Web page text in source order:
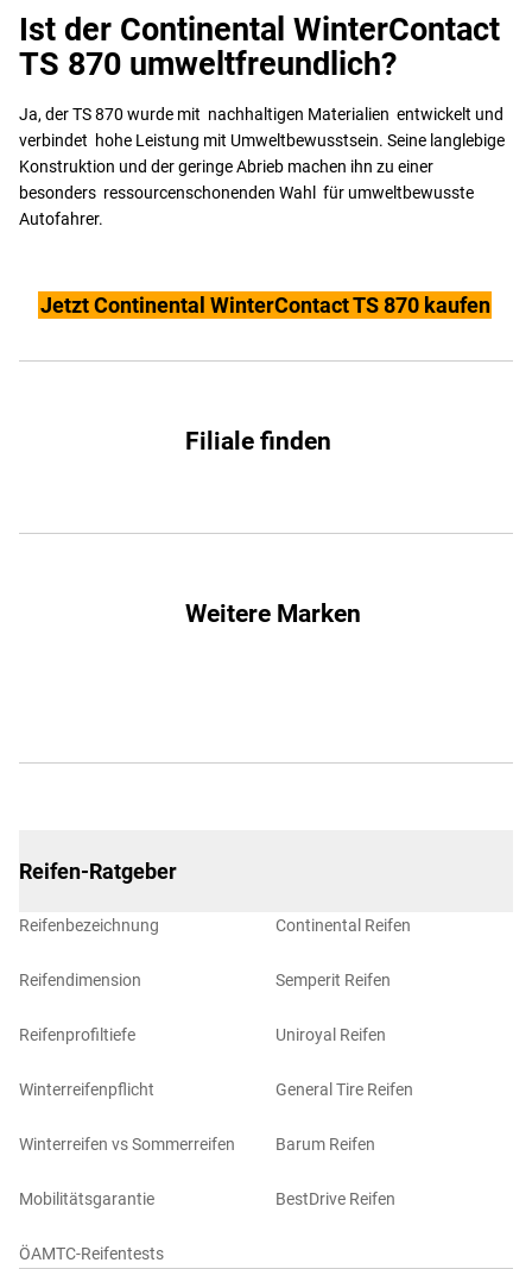
Ist der Continental WinterContact
TS 870 umweltfreundlich?
Ja, der TS 870 wurde mit nachhaltigen Materialien entwickelt und
verbindet hohe Leistung mit Umweltbewusstsein. Seine langlebige
Konstruktion und der geringe Abrieb machen ihn zu einer
besonders ressourcenschonenden Wahl für umweltbewusste
Autofahrer.
Jetzt Continental WinterContact TS 870 kaufen
Filiale finden
Weitere Marken
Reifen-Ratgeber
Reifenbezeichnung
Reifendimension
Reifenprofiltiefe
Winterreifenpflicht
Winterreifen vs Sommerreifen
Mobilitätsgarantie
ÖAMTC-Reifentests
Continental Reifen
Semperit Reifen
Uniroyal Reifen
General Tire Reifen
Barum Reifen
BestDrive Reifen